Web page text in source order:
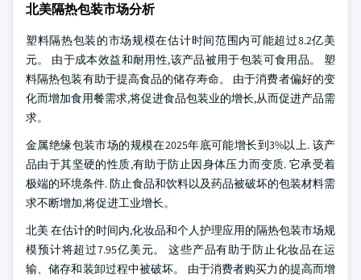
北美隔热包装市场分析
塑料隔热包装的市场规模在估计时间范围内可能超过8.2亿美
元。 由于成本效益和耐用性,该产品被用于包装可食用品。 塑
料隔热包装有助于提高食品的储存寿命。 由于消费者偏好的变
化而增加食用餐需求,将促进食品包装业的增长,从而促进产品需
求。
金属绝缘包装市场的规模在2025年底可能增长到3%以上. 该产
品由于其坚硬的性质,有助于防止因身体压力而变质. 它承受着
极端的环境条件. 防止食品和饮料以及药品被破坏的包装材料需
求不断增加,将促进工业增长。
北美 在估计的时间内,化妆品和个人护理应用的隔热包装市场规
模预计将超过7.95亿美元。 这些产品有助于防止化妆品在运
输、储存和装卸过程中被破坏。 由于消费者购买力的提高而增